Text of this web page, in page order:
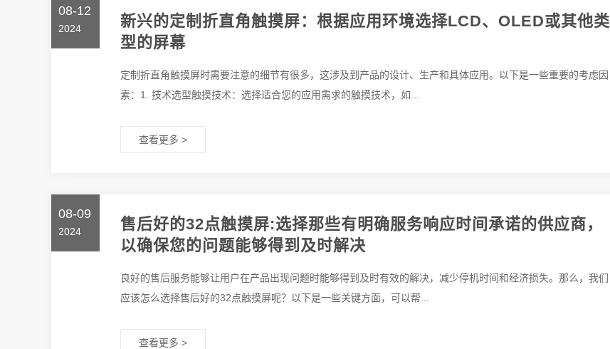
08-12
2024
新兴的定制折直角触摸屏：根据应用环境选择LCD、OLED或其他类
型的屏幕
定制折直角触摸屏时需要注意的细节有很多，这涉及到产品的设计、生产和具体应用。以下是一些重要的考虑因
素：1. 技术选型触摸技术：选择适合您的应用需求的触摸技术，如...
查看更多 >
08-09
2024
售后好的32点触摸屏:选择那些有明确服务响应时间承诺的供应商，
以确保您的问题能够得到及时解决
良好的售后服务能够让用户在产品出现问题时能够得到及时有效的解决，减少停机时间和经济损失。那么，我们
应该怎么选择售后好的32点触摸屏呢？以下是一些关键方面，可以帮...
查看更多 >